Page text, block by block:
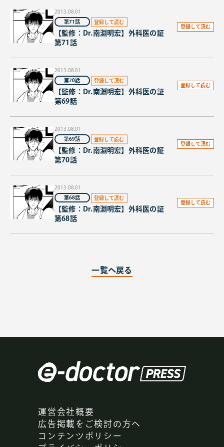
2013.08.01
第71話
【監修：Dr.南淵明宏】外科医の証
第71話
登録して読む
2013.08.01
第70話
【監修：Dr.南淵明宏】外科医の証
第69話
登録して読む
2013.08.01
第69話
【監修：Dr.南淵明宏】外科医の証
第70話
登録して読む
2013.08.01
第68話
【監修：Dr.南淵明宏】外科医の証
第68話
登録して読む
【監修：Dr.南淵明宏】外科医の証
第66話
2013.08.01
第65話
登録して読む
2013.08.01
第64話
【監修：Dr.南淵明宏】外科医の証
一覧へ戻る
運営会社概要
広告掲載をご検討の方へ
コンテンツポリシー